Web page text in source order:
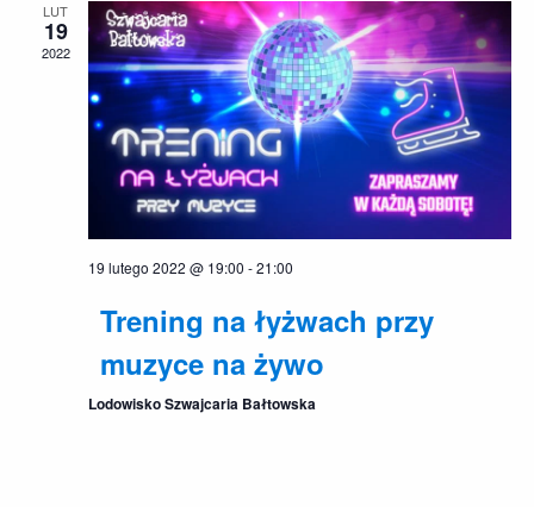
i
LUT
19
2022
19 lutego 2022 @ 19:00 -21:00
Trening na łyżwach przy
muzyce na żywo
Lodowisko Szwajcaria Bałtowska